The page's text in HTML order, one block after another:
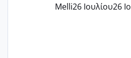
Εγώ πήγα σε έναν
Melli26 Ιουλίου26